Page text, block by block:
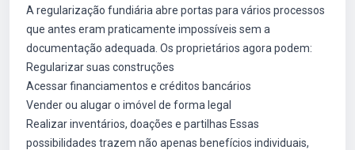
A regularização fundiária abre portas para vários processos
que antes eram praticamente impossíveis sem a
documentação adequada. Os proprietários agora podem:
Regularizar suas construções
Acessar financiamentos e créditos bancários
Vender ou alugar o imóvel de forma legal
Realizar inventários, doações e partilhas Essas
possibilidades trazem não apenas benefícios individuais,